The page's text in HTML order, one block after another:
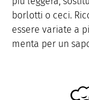
borlotti o ceci.
essere variate a
menta per un